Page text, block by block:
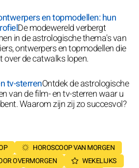
en topmodellen: hun
De modewereld verbergt
in de astrologische thema's van
ontwerpers en topmodellen die
over de catwalks lopen.
tv-sterrenOntdek de astrologische
van de film- en tv-sterren waar u
Waarom zijn zij zo succesvol?
HOROSCOOP VAN MORGEN
OVERMORGEN
WEKELIJKS